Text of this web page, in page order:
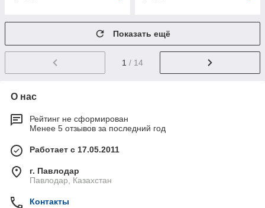
Показать ещё
1 / 14
О нас
Рейтинг не сформирован
Менее 5 отзывов за последний год
Работает с 17.05.2011
г. Павлодар
Павлодар, Казахстан
Контакты